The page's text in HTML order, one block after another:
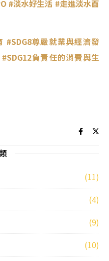
#淡水好生活 #走進淡水面
#SDG8尊嚴就業與經濟發
#SDG12負責任的消費與生
(11)
(4)
(9)
(10)